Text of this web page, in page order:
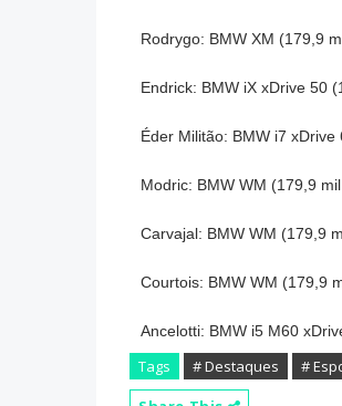
Rodrygo: BMW XM (179,9
Endrick: BMW iX xDrive 50
Éder Militão: BMW i7
Modric: BMW WM (179,9
Carvajal: BMW WM (179,9
Courtois: BMW WM (179,9
Ancelotti: BMW i5 M60
Tags # Destaques
#